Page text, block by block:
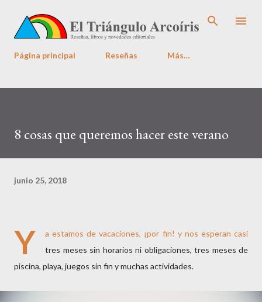
Página principal Reseñas Más…
8 cosas que queremos hacer este verano
junio 25, 2018
Y
a estamos de vacaciones, ¡por fin! y nos esperan casi
tres meses sin horarios ni obligaciones, tres meses de
piscina, playa, juegos sin fin y muchas actividades.